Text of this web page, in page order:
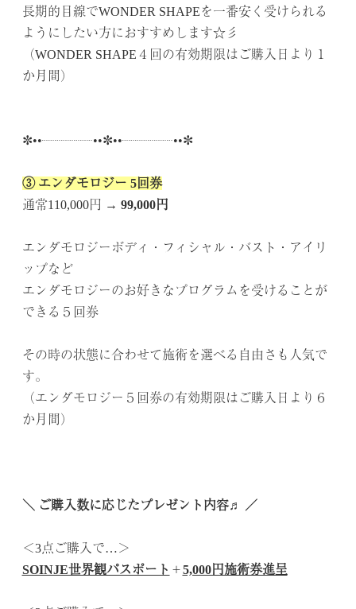
長期的目線でWONDER SHAPEを一番安く受けられる
ようにしたい方におすすめします☆彡
（WONDER SHAPE４回の有効期限はご購入日より１
か月間）
✼••┈┈┈┈••✼••┈┈┈┈••✼
③ エンダモロジー 5回券
通常110,000円 → 99,000円
エンダモロジーボディ・フィシャル・バスト・アイリ
ップなど
エンダモロジーのお好きなプログラムを受けることが
できる５回券
その時の状態に合わせて施術を選べる自由さも人気で
す。
（エンダモロジー５回券の有効期限はご購入日より６
か月間）
＼ ご購入数に応じたプレゼント内容♬ ／
＜3点ご購入で…＞
SOINJE世界観パスポート ＋5,000円施術券進呈